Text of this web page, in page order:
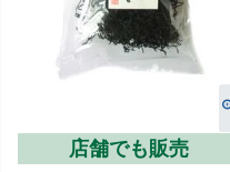
店舗でも販売